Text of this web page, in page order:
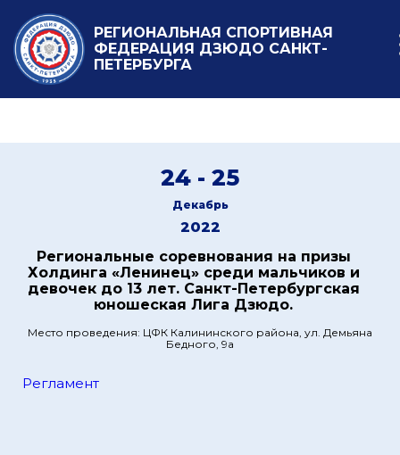
РЕГИОНАЛЬНАЯ СПОРТИВНАЯ
ФЕДЕРАЦИЯ ДЗЮДО САНКТ-
ПЕТЕРБУРГА
24 - 25
Декабрь
2022
Региональные соревнования на призы
Холдинга «Ленинец» среди мальчиков и
девочек до 13 лет. Санкт-Петербургская
юношеская Лига Дзюдо.
Место проведения: ЦФК Калининского района, ул. Демьяна
Бедного, 9а
Регламент